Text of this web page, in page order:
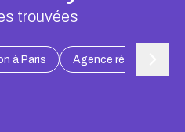
trouvées
à Paris Agence rédaction à